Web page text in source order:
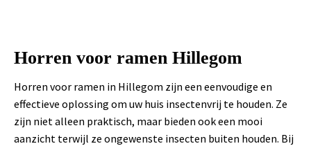
Horren voor ramen Hillegom
Horren voor ramen in Hillegom zijn een eenvoudige en
effectieve oplossing om uw huis insectenvrij te houden. Ze
zijn niet alleen praktisch, maar bieden ook een mooi
aanzicht terwijl ze ongewenste insecten buiten houden. Bij